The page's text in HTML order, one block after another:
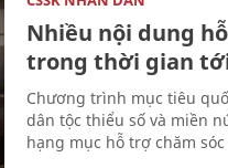
Nhiều nội dung
trong thời gian
Chương trình mục tiêu
dân tộc thiểu số và miền
hạng mục hỗ trợ chăm